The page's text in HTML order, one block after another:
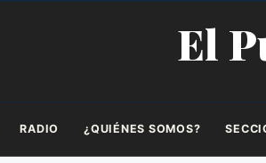
El
RADIO ¿QUIÉNES SOMOS?